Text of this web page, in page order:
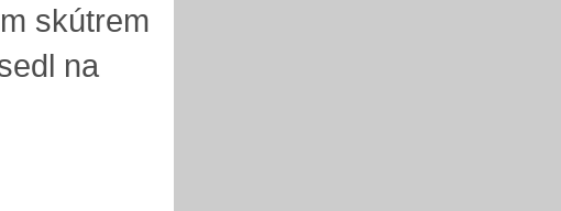
skútrem
na